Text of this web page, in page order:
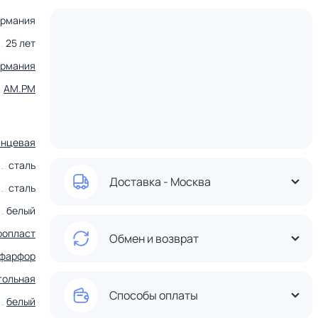
25 лет
AM.PM
сталь
сталь
белый
белый
Доставка - Москва
Обмен и возврат
Способы оплаты